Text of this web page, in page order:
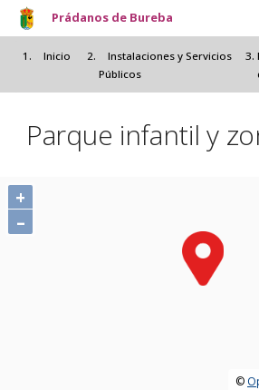
Pasar al contenido
Prádanos de Bureba
Inicio
Instalaciones y Servicios
Públicos
Parque infantil y
+
–
©